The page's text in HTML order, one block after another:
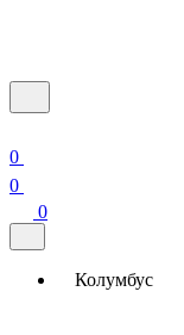
0
0
0
Колумбус